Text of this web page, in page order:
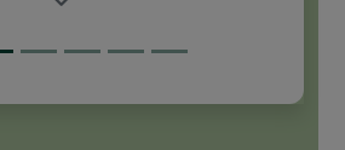
Ne éveket